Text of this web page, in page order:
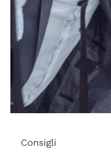
Consigli